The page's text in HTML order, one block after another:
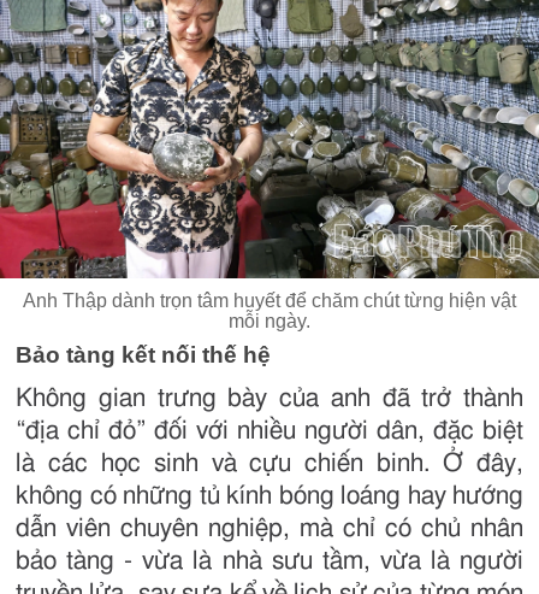
Anh Thập dành trọn tâm huyết để chăm chút từng hiện vật
mỗi ngày.
Bảo tàng kết nối thế hệ
Không gian trưng bày của anh đã trở thành
“địa chỉ đỏ” đối với nhiều người dân, đặc biệt
là các học sinh và cựu chiến binh. Ở đây,
không có những tủ kính bóng loáng hay hướng
dẫn viên chuyên nghiệp, mà chỉ có chủ nhân
bảo tàng - vừa là nhà sưu tầm, vừa là người